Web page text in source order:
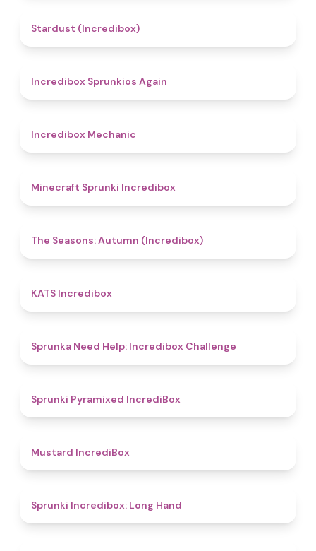
Stardust (Incredibox)
Incredibox Sprunkios Again
Incredibox Mechanic
Minecraft Sprunki Incredibox
The Seasons: Autumn (Incredibox)
KATS Incredibox
Sprunka Need Help: Incredibox Challenge
Sprunki Pyramixed IncrediBox
Mustard IncrediBox
Sprunki Incredibox: Long Hand